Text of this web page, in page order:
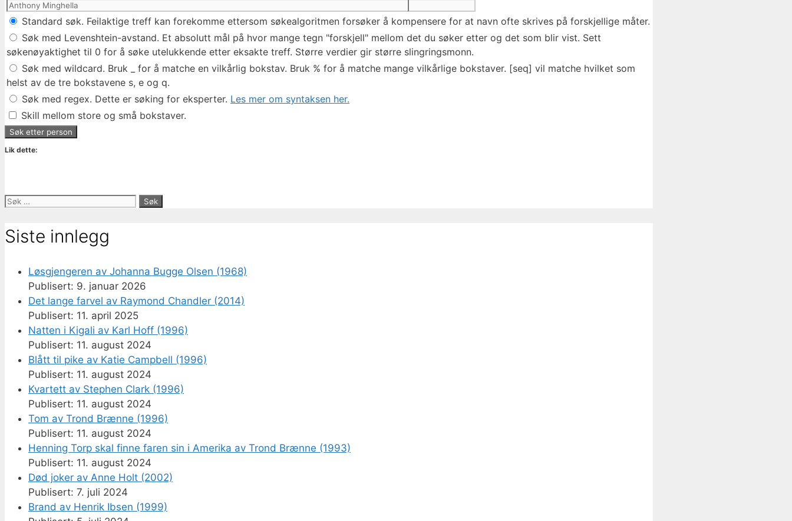
Standard søk. Feilaktige treff kan forekomme ettersom søkealgoritmen forsøker å kompensere for at navn ofte skrives på forskjellige måter.
Søk med Levenshtein-avstand. Et absolutt mål på hvor mange tegn "forskjell" mellom det du søker etter og det som blir vist. Sett
søkenøyaktighet til 0 for å søke utelukkende etter eksakte treff. Større verdier gir større slingringsmonn.
Søk med wildcard. Bruk _ for å matche en vilkårlig bokstav. Bruk % for å matche mange vilkårlige bokstaver. [seq] vil matche hvilket som
helst av de tre bokstavene s, e og q.
Søk med regex. Dette er søking for eksperter. Les mer om syntaksen her.
Skill mellom store og små bokstaver.
Lik dette:
Søk
Siste innlegg
Løsgjengeren av Johanna Bugge Olsen (1968)
9. januar 2026
Det lange farvel av Raymond Chandler (2014)
11. april 2025
Natten i Kigali av Karl Hoff (1996)
11. august 2024
Blått til pike av Katie Campbell (1996)
11. august 2024
Kvartett av Stephen Clark (1996)
11. august 2024
Tom av Trond Brænne (1996)
11. august 2024
Henning Torp skal finne faren sin i Amerika av Trond Brænne (1993)
11. august 2024
Død joker av Anne Holt (2002)
7. juli 2024
Brand av Henrik Ibsen (1999)